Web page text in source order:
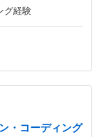
グ経験
・コーディング